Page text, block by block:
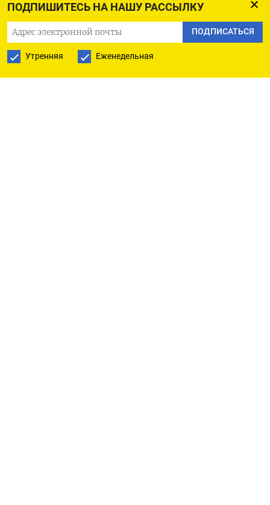
ПОДПИШИТЕСЬ НА НАШУ РАССЫЛКУ
ПОДПИСАТЬСЯ
Утренняя Еженедельная